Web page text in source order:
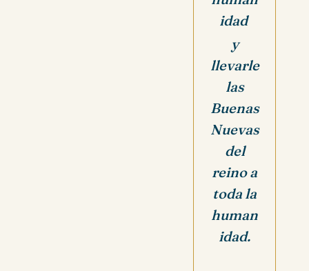
idad
y
llevarle
las
Buenas
Nuevas
del
reino a
toda la
human
idad.